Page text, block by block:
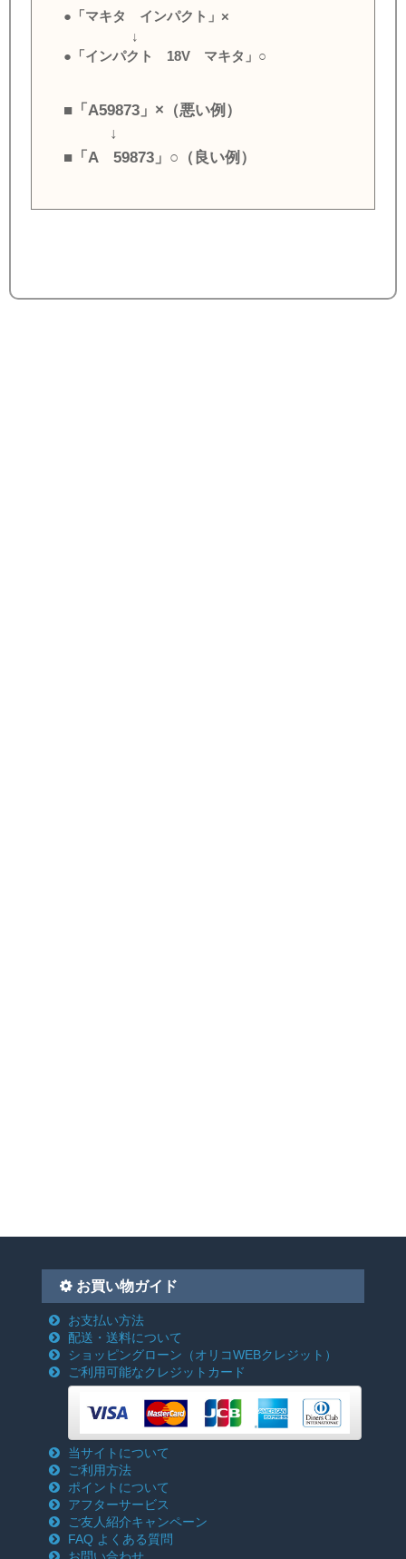
●「マキタ インパクト」×
↓
●「インパクト 18V マキタ」○
■「A59873」×（悪い例）
↓
■「A 59873」○（良い例）
お買い物ガイド
お支払い方法
配送・送料について
ショッピングローン （オリコWEBクレジット）
ご利用可能なクレジットカード
当サイトについて
ご利用方法
ポイントについて
アフターサービス
ご友人紹介キャンペーン
FAQ よくある質問